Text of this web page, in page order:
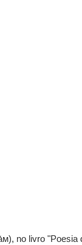
no livro "Poesia